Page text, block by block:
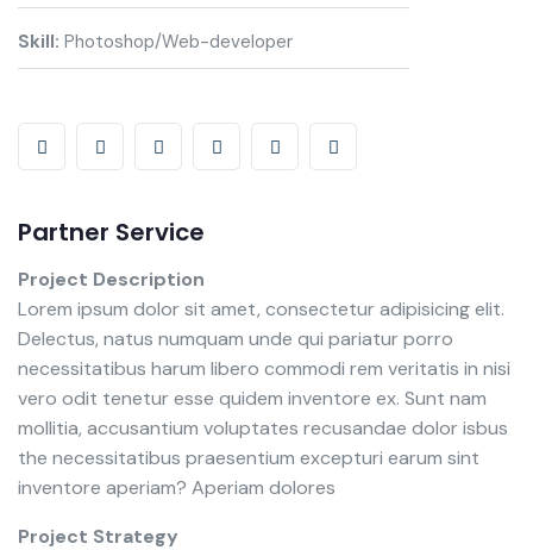
Skill: Photoshop/Web-developer
Partner Service
Project Description
Lorem ipsum dolor sit amet, consectetur adipisicing elit.
Delectus, natus numquam unde qui pariatur porro
necessitatibus harum libero commodi rem veritatis in nisi
vero odit tenetur esse quidem inventore ex. Sunt nam
mollitia, accusantium voluptates recusandae dolor isbus
the necessitatibus praesentium excepturi earum sint
inventore aperiam? Aperiam dolores
Project Strategy